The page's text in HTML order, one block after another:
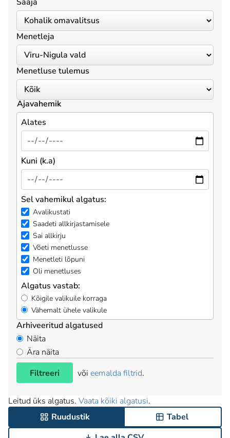
Menetleja
Menetluse tulemus
Ajavahemik
Alates
Kuni (k.a)
Sel vahemikul algatus:
Avalikustati
Saadeti allkirjastamisele
Sai allkirju
Võeti menetlusse
Menetleti lõpuni
Oli menetluses
Algatus vastab:
Kõigile valikuile korraga
Vähemalt ühele valikule
Arhiveeritud algatused
Näita
Ära näita
Filtreeri
või eemalda filtrid.
Leitud üks algatus. Vaata kõiki algatusi.
Ruudustik
Tabel